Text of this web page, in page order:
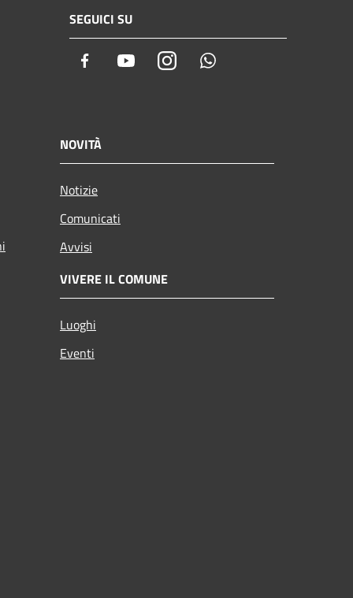
SEGUICI SU
Facebook YoutubeInstagram
NOVITÀ
Notizie
Comunicati
Avvisi
VIVERE IL COMUNE
Luoghi
Eventi